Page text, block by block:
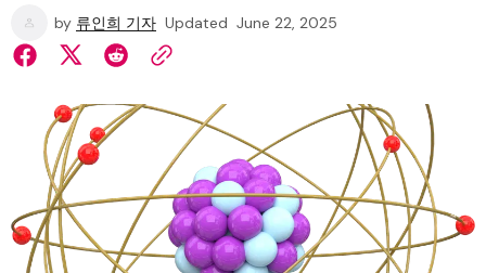
by 류인희 기자 Updated June 22, 2025